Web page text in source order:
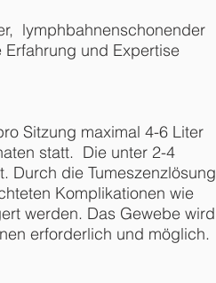
lymphbahnenschonender
und Expertise
Sitzung maximal 4-6 Liter
statt. Die unter 2-4
Durch die Tumeszenzlösung
Komplikationen wie
werden. Das Gewebe wird
erforderlich und möglich.